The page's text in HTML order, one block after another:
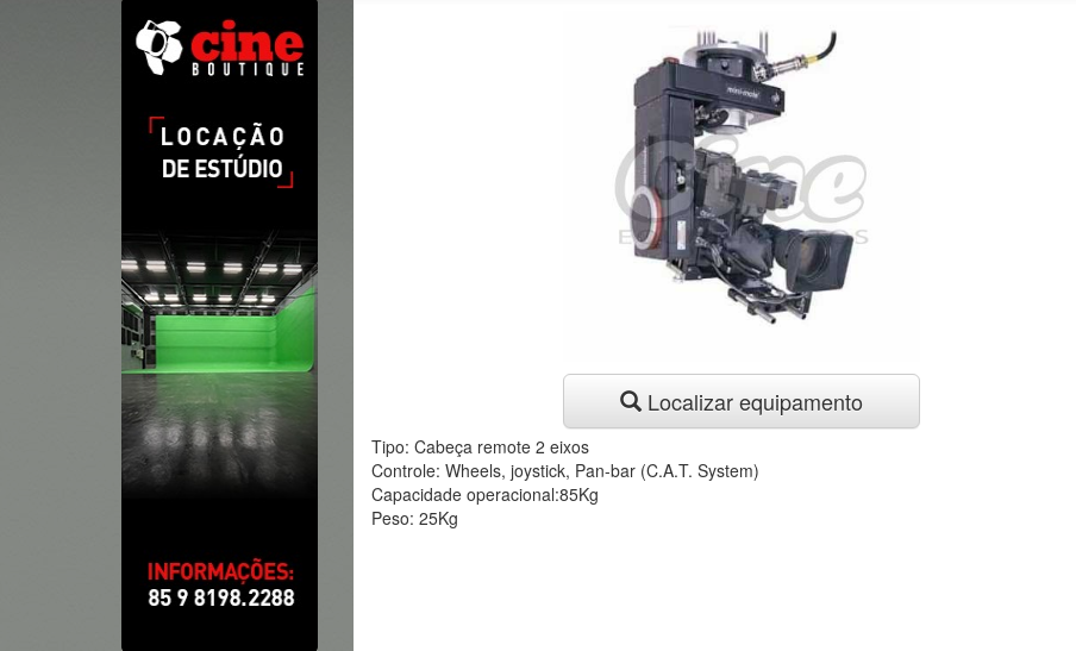
Localizar equipamento
Tipo: Cabeça remote 2 eixos
Controle: Wheels, joystick, Pan-bar (C.A.T. System)
Capacidade operacional:85Kg
Peso: 25Kg